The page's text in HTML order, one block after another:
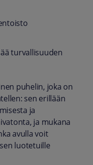
turvallisuuden
puhelin, joka on
sen erillään
ja
ja mukana
avulla voit
luotetuille